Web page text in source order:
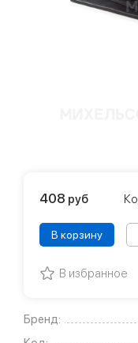
Бренд:
408 руб
В корзину
В избранное